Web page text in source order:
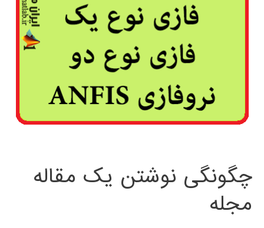
چگونگی نوشتن یک مقاله
مجله